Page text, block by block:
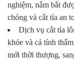
nghiệm, nắm bắt
chóng và cắt tỉa an
Dịch vụ cắt tỉa
khỏe và cả tính
mới thời thượng,